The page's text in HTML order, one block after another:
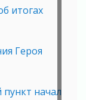
итогах
Героя
начал